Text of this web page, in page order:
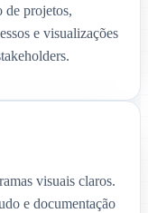
de projetos,
e visualizações
visuais claros.
e documentação